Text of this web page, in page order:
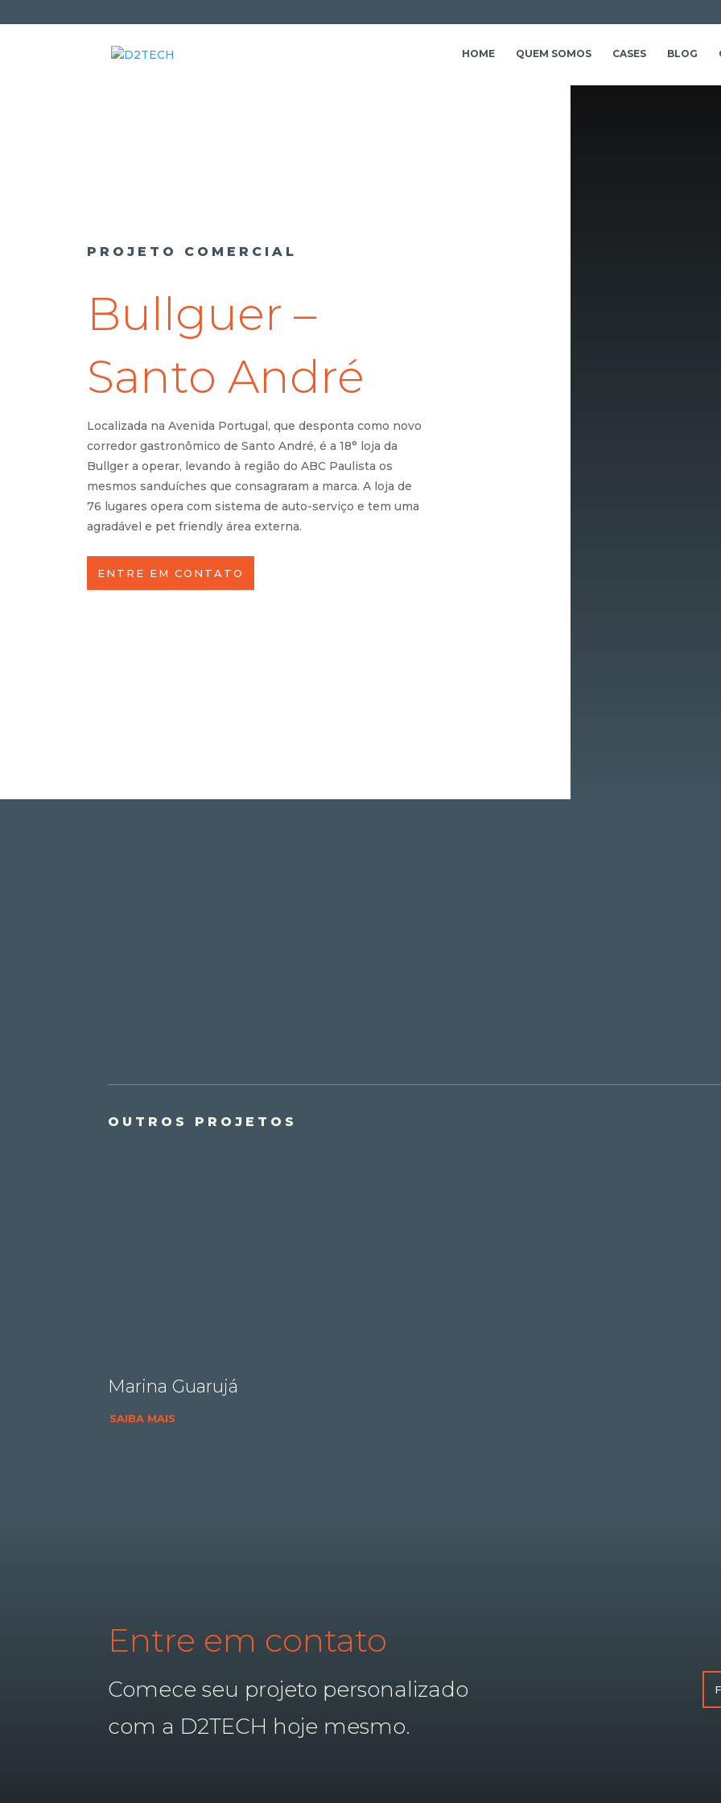
HOME QUEM SOMOS CASES BLOG
PROJETO COMERCIAL
Bullguer –
Santo André
Localizada na Avenida Portugal, que desponta como novo
corredor gastronômico de Santo André, é a 18° loja da
Bullger a operar, levando à região do ABC Paulista os
mesmos sanduíches que consagraram a marca. A loja de
76 lugares opera com sistema de auto-serviço e tem uma
agradável e pet friendly área externa.
ENTRE EM CONTATO
OUTROS PROJETOS
Marina Guarujá
SAIBA MAIS
Entre em contato
Comece seu projeto personalizado
com a D2TECH hoje mesmo.